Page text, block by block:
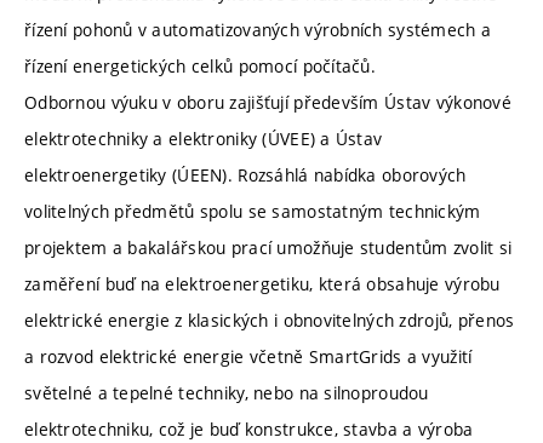
řízení pohonů v automatizovaných výrobních systémech a
řízení energetických celků pomocí počítačů.
Odbornou výuku v oboru zajišťují především Ústav výkonové
elektrotechniky a elektroniky (ÚVEE) a Ústav
elektroenergetiky (ÚEEN). Rozsáhlá nabídka oborových
volitelných předmětů spolu se samostatným technickým
projektem a bakalářskou prací umožňuje studentům zvolit si
zaměření buď na elektroenergetiku, která obsahuje výrobu
elektrické energie z klasických i obnovitelných zdrojů, přenos
a rozvod elektrické energie včetně SmartGrids a využití
světelné a tepelné techniky, nebo na silnoproudou
elektrotechniku, což je buď konstrukce, stavba a výroba